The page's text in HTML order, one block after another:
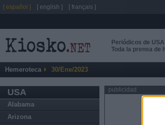
Periódicos de USA
Toda la prensa de
Hemeroteca 30/Ene/2023
USA
Alabama
Arizona
publicidad
[ español ] [ english ] [ français ]